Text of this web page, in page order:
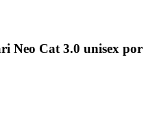
Neo Cat 3.0 unisex por